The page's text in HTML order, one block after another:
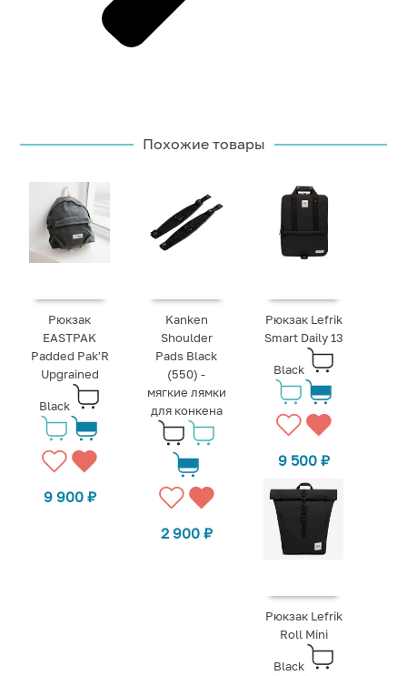
Похожие товары
Рюкзак
EASTPAK
Padded Pak'R
Upgrained
Black
9 900 ₽
Kanken
Shoulder
Pads Black
(550) -
мягкие лямки
для конкена
2 900 ₽
Рюкзак Lefrik
Smart Daily 13
Black
9 500 ₽
Рюкзак Lefrik
Roll Mini
Black